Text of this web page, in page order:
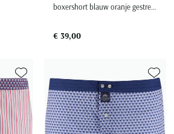
boxershort blauw oranje gestreept katoen
€ 39,00
Toevoegen aan favorieten